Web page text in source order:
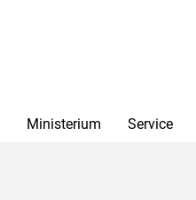
Ministerium Service